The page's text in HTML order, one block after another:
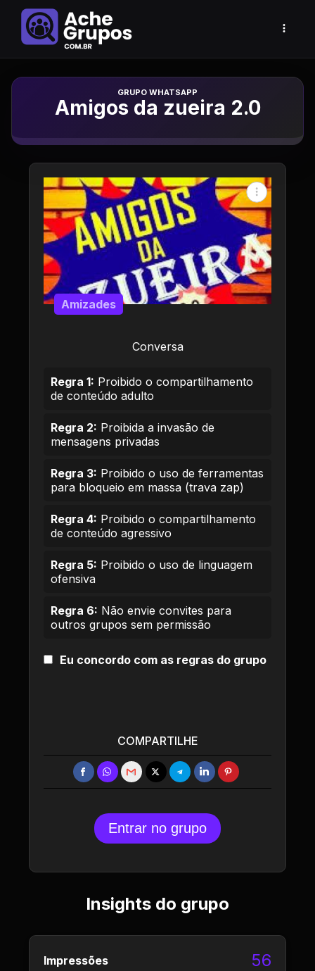
Grupo de Whatsapp
Amigos da zueira 2.0
Conversa
Amizades
Regra 1: Proibido o compartilhamento
de conteúdo adulto
Regra 2: Proibida a invasão de
mensagens privadas
Regra 3: Proibido o uso de ferramentas
para bloqueio em massa (trava zap)
Regra 4: Proibido o compartilhamento
de conteúdo agressivo
Regra 5: Proibido o uso de linguagem
ofensiva
Regra 6: Não envie convites para
outros grupos sem permissão
Eu concordo com as regras do grupo
COMPARTILHE
Entrar no grupo
Insights do grupo
Impressões 56